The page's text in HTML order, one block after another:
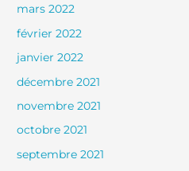
mars 2022
février 2022
janvier 2022
décembre 2021
novembre 2021
octobre 2021
septembre 2021